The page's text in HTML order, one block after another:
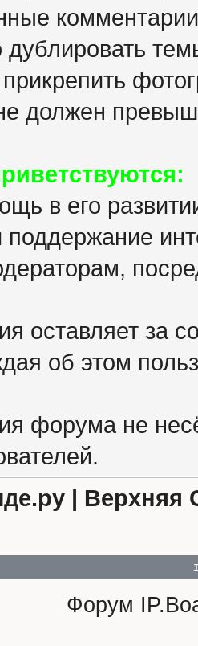
должен
в его
поддержание
оставляет за
об этом
форума не
| Верхняя
Форум